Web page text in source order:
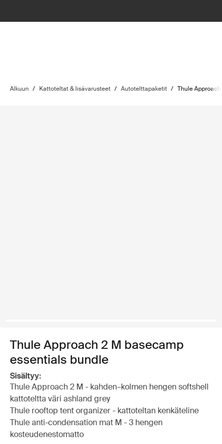
Alkuun / Kattoteltat & lisävarusteet / Autotelttapaketit / Thule
Thule Approach 2 M basecamp
essentials bundle
Sisältyy:
Thule Approach 2 M - kahden–kolmen hengen softshell
kattoteltta väri ashland grey
Thule rooftop tent organizer - kattoteltan kenkäteline
Thule anti-condensation mat M - 3 hengen
kosteudenestomatto